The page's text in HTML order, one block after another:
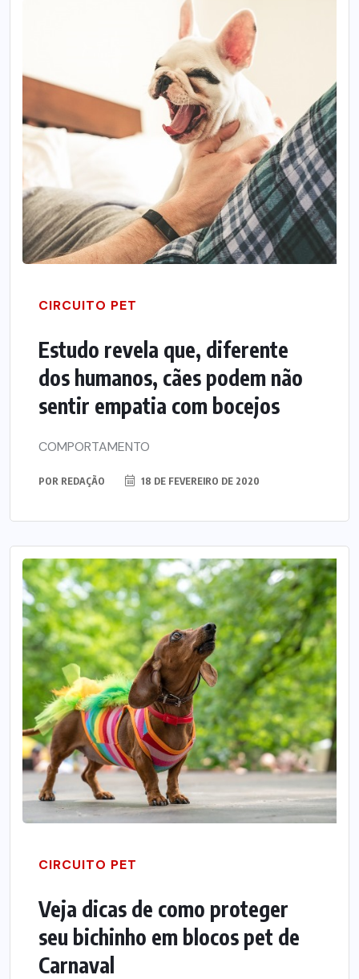
CIRCUITO PET
Estudo revela que, diferente
dos humanos, cães podem não
sentir empatia com bocejos
COMPORTAMENTO
POR REDAÇÃO 18 DE FEVEREIRO DE 2020
CIRCUITO PET
Veja dicas de como proteger
seu bichinho em blocos pet de
Carnaval